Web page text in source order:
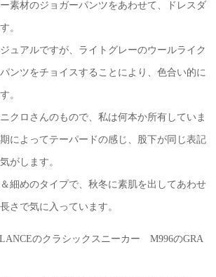
素材のジョガーパンツをあわせて、ドレスダ
。
ュアルですが、ライトグレーのウールライク
ンツをチョイスすることにより、色合い的に
。
クロさんのもので、私は何本か所有していま
によってテーパードの感じ、股下が同じ表記
がします。
細めのタイプで、秋冬に素肌を出してあわせ
さで気に入っています。
のクラシックスニーカー M996のGRA